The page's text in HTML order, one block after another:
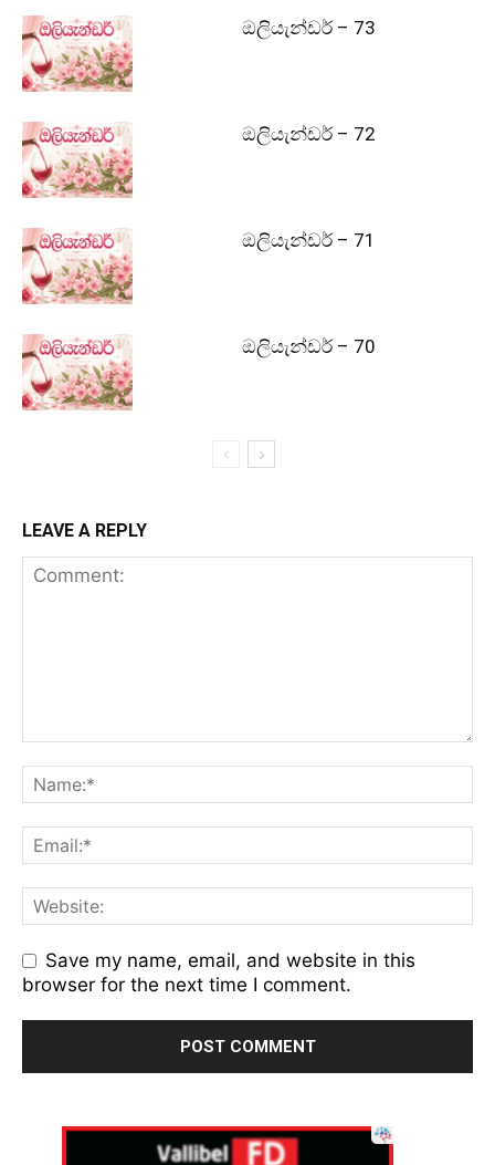
ඔලියැන්ඩර් – 73
ඔලියැන්ඩර් – 72
ඔලියැන්ඩර් – 71
ඔලියැන්ඩර් – 70
LEAVE A REPLY
Save my name, email, and website in this
browser for the next time I comment.